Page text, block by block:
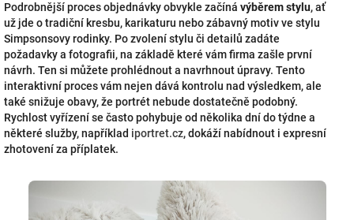
Podrobnější proces objednávky obvykle začíná výběrem stylu, ať
už jde o tradiční kresbu, karikaturu nebo zábavný motiv ve stylu
Simpsonsovy rodinky. Po zvolení stylu či detailů zadáte
požadavky a fotografii, na základě které vám firma zašle první
návrh. Ten si můžete prohlédnout a navrhnout úpravy. Tento
interaktivní proces vám nejen dává kontrolu nad výsledkem, ale
také snižuje obavy, že portrét nebude dostatečně podobný.
Rychlost vyřízení se často pohybuje od několika dní do týdne a
některé služby, například iportret.cz, dokáží nabídnout i expresní
zhotovení za příplatek.